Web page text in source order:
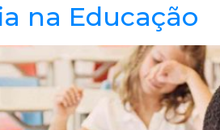
na Educação